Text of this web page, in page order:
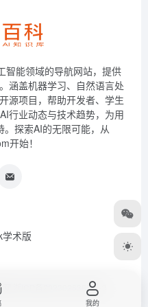
智能领域的导航网站，提供
涵盖机器学习、自然语言处
源项目，帮助开发者、学生
行业动态与技术趋势，为用
探索AI的无限可能，从
开始！
术版
浙ICP备2023026385号-3
我的